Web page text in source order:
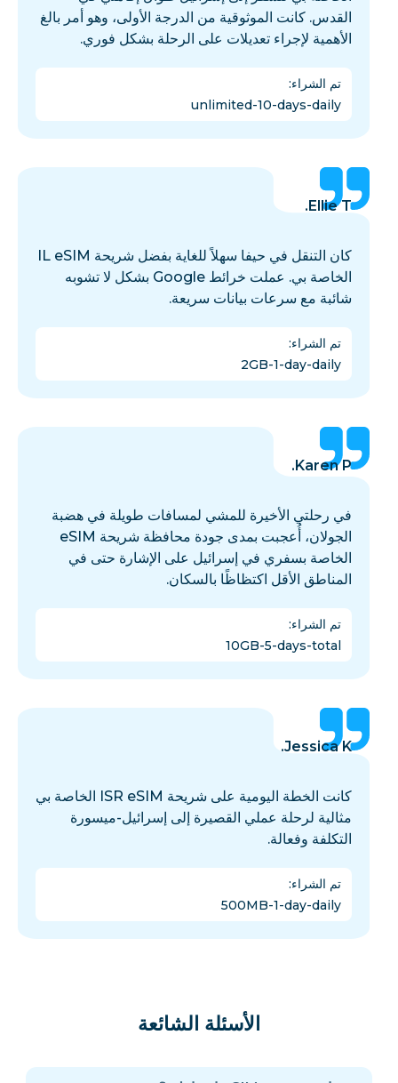
القدس. كانت الموثوقية من الدرجة الأولى، وهو أمر بالغ
الأهمية لإجراء تعديلات على الرحلة بشكل فوري.
تم الشراء:
unlimited-10-days-daily
Ellie T.
كان التنقل في حيفا سهلاً للغاية بفضل شريحة IL eSIM
الخاصة بي. عملت خرائط Google بشكل لا تشوبه
شائبة مع سرعات بيانات سريعة.
تم الشراء:
2GB-1-day-daily
Karen P.
في رحلتي الأخيرة للمشي لمسافات طويلة في هضبة
الجولان، أُعجبت بمدى جودة محافظة شريحة eSIM
الخاصة بسفري في إسرائيل على الإشارة حتى في
المناطق الأقل اكتظاظًا بالسكان.
تم الشراء:
10GB-5-days-total
Jessica K.
كانت الخطة اليومية على شريحة ISR eSIM الخاصة بي
مثالية لرحلة عملي القصيرة إلى إسرائيل-ميسورة
التكلفة وفعالة.
تم الشراء:
500MB-1-day-daily
الأسئلة الشائعة